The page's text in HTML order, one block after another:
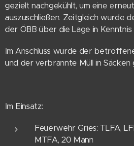
gezielt nachgekühlt, um eine
auszuschließen. Zeitgleich wurde
der ÖBB über die Lage in
Im Anschluss wurde der
und der verbrannte Müll in Säcken
Im Einsatz:
Feuerwehr Gries: TLFA,
MTFA, 20 Mann